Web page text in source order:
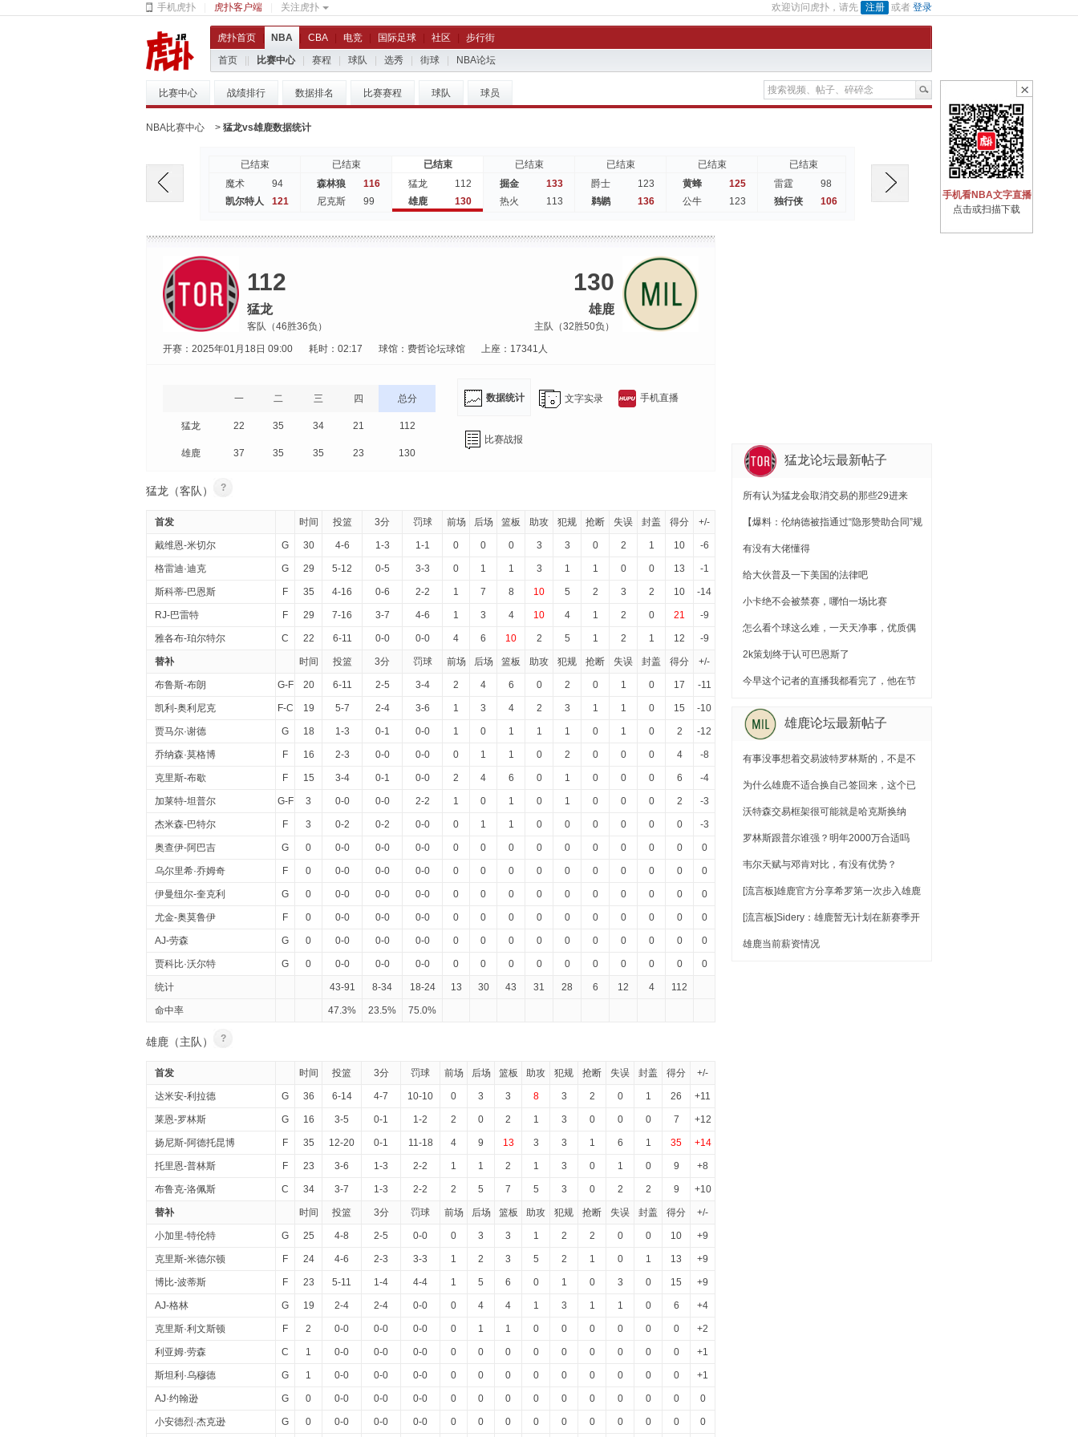
手机虎扑 虎扑客户端 关注虎扑 欢迎访问虎扑，请先 注册 或者 登录
虎扑首页 NBA CBA 电竞 国际足球 社区
步行街
首页
比赛中心 赛程 球队 选秀 街球 NBA论坛
比赛中心 战绩排行 数据排名 比赛赛程 球队 球员
NBA比赛中心 > 猛龙vs雄鹿数据统计
已结束
魔术
94
凯尔特人
121
已结束
森林狼
116
尼克斯
99
已结束
猛龙
112
雄鹿
130
已结束
掘金
133
热火
113
已结束
爵士
123
鹈鹕
136
已结束
黄蜂
125
公牛
123
已结束
雷霆
98
独行侠
106
已结束
马刺
已结束
湖人
102
112
猛龙
客队（46胜36负）
130
雄鹿
主队（32胜50负）
开赛：2025年01月18日 09:00
耗时：02:17 球馆：费哲论坛球馆 上座：17341人
一 二 三 四 总分
猛龙 22 35 34 21 112
雄鹿 37 35 35 23 130
数据统计 文字实录 手机直播
比赛战报
猛龙（客队） ?
首发 时间 投篮 3分 罚球 前场 后场 篮板 助攻 犯规 抢断 失误 封盖 得分 +/-
戴维恩-米切尔 G 30 4-6 1-3 1-1 0 0 0 3 3 0 2 1 10 -6
格雷迪·迪克 G 29 5-12 0-5 3-3 0 1 1 3 1 1 0 0 13 -1
斯科蒂-巴恩斯 F 35 4-16 0-6 2-2 1 7 8 10 5 2 3 2 10 -14
RJ-巴雷特 F 29 7-16 3-7 4-6 1 3 4 10 4 1 2 0 21 -9
雅各布-珀尔特尔 C 22 6-11 0-0 0-0 4 6 10 2 5 1 2 1 12 -9
替补 时间 投篮 3分 罚球 前场 后场 篮板 助攻 犯规 抢断 失误 封盖 得分 +/-
布鲁斯-布朗 G-F 20 6-11 2-5 3-4 2 4 6 0 2 0 1 0 17 -11
凯利-奥利尼克 F-C 19 5-7 2-4 3-6 1 3 4 2 3 1 1 0 15 -10
贾马尔·谢德 G 18 1-3 0-1 0-0 1 0 1 1 1 0 1 0 2 -12
乔纳森·莫格博 F 16 2-3 0-0 0-0 0 1 1 0 2 0 0 0 4 -8
克里斯-布歇 F 15 3-4 0-1 0-0 2 4 6 0 1 0 0 0 6 -4
加莱特-坦普尔 G-F 3 0-0 0-0 2-2 1 0 1 0 1 0 0 0 2 -3
杰米森-巴特尔 F 3 0-2 0-2 0-0 0 1 1 0 0 0 0 0 0 -3
奥查伊-阿巴吉 G 0 0-0 0-0 0-0 0 0 0 0 0 0 0 0 0 0
乌尔里希·乔姆奇 F 0 0-0 0-0 0-0 0 0 0 0 0 0 0 0 0 0
伊曼纽尔-奎克利 G 0 0-0 0-0 0-0 0 0 0 0 0 0 0 0 0 0
尤金-奥莫鲁伊 F 0 0-0 0-0 0-0 0 0 0 0 0 0 0 0 0 0
AJ-劳森 G 0 0-0 0-0 0-0 0 0 0 0 0 0 0 0 0 0
贾科比·沃尔特 G 0 0-0 0-0 0-0 0 0 0 0 0 0 0 0 0 0
统计 43-91 8-34 18-24 13 30 43 31 28 6 12 4 112
命中率 47.3% 23.5% 75.0%
雄鹿（主队） ?
首发 时间 投篮 3分 罚球 前场 后场 篮板 助攻 犯规 抢断 失误 封盖 得分 +/-
达米安-利拉德 G 36 6-14 4-7 10-10 0 3 3 8 3 2 0 1 26 +11
莱恩-罗林斯 G 16 3-5 0-1 1-2 2 0 2 1 3 0 0 0 7 +12
扬尼斯-阿德托昆博 F 35 12-20 0-1 11-18 4 9 13 3 3 1 6 1 35 +14
托里恩-普林斯 F 23 3-6 1-3 2-2 1 1 2 1 3 0 1 0 9 +8
布鲁克-洛佩斯 C 34 3-7 1-3 2-2 2 5 7 5 3 0 2 2 9 +10
替补 时间 投篮 3分 罚球 前场 后场 篮板 助攻 犯规 抢断 失误 封盖 得分 +/-
小加里-特伦特 G 25 4-8 2-5 0-0 0 3 3 1 2 2 0 0 10 +9
克里斯-米德尔顿 F 24 4-6 2-3 3-3 1 2 3 5 2 1 0 1 13 +9
博比-波蒂斯 F 23 5-11 1-4 4-4 1 5 6 0 1 0 3 0 15 +9
AJ-格林 G 19 2-4 2-4 0-0 0 4 4 1 3 1 1 0 6 +4
克里斯·利文斯顿 F 2 0-0 0-0 0-0 0 1 1 0 0 0 0 0 0 +2
利亚姆·劳森 C 1 0-0 0-0 0-0 0 0 0 0 0 0 0 0 0 +1
斯坦利·乌穆德 G 1 0-0 0-0 0-0 0 0 0 0 0 0 0 0 0 +1
AJ·约翰逊 G 0 0-0 0-0 0-0 0 0 0 0 0 0 0 0 0 0
小安德烈·杰克逊 G 0 0-0 0-0 0-0 0 0 0 0 0 0 0 0 0 0
猛龙论坛最新帖子
所有认为猛龙会取消交易的那些29进来
【爆料：伦纳德被指通过“隐形赞助合同”规
有没有大佬懂得
给大伙普及一下美国的法律吧
小卡绝不会被禁赛，哪怕一场比赛
怎么看个球这么难，一天天净事，优质偶
2k策划终于认可巴恩斯了
今早这个记者的直播我都看完了，他在节
规和逻辑，但也没法证明鲍尔默给了钱给
小卡，都缺乏直接证据，总结来：他表达
了有疑点，但都没有证据，我自己觉得他
还有点咬文嚼字的感觉
雄鹿论坛最新帖子
有事没事想着交易波特罗林斯的，不是不
为啥两人目前不能动
为什么雄鹿不适合换自己签回来，这个已
沃特森交易框架很可能就是哈克斯换纳
罗林斯跟普尔谁强？明年2000万合适吗
韦尔天赋与邓肯对比，有没有优势？
[流言板]雄鹿官方分享希罗第一次步入雄鹿
[流言板]Sidery：雄鹿暂无计划在新赛季开
雄鹿当前薪资情况
手机看NBA文字直播
点击或扫描下载